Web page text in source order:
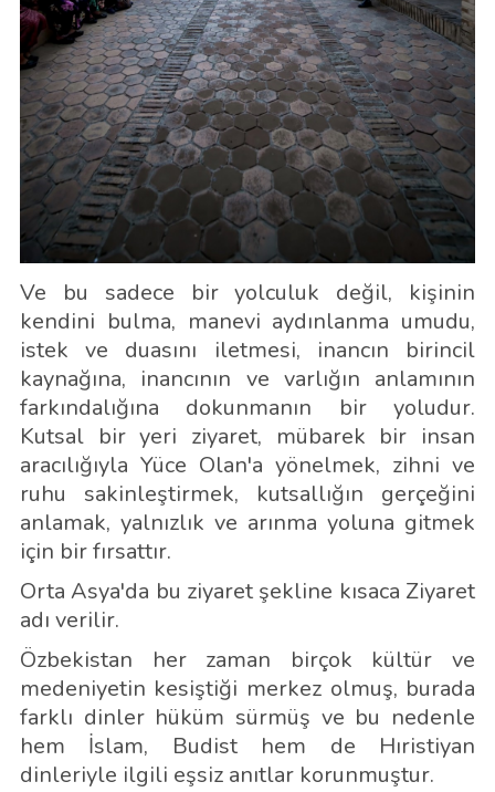
Ve bu sadece bir yolculuk değil, kişinin
kendini bulma, manevi aydınlanma umudu,
istek ve duasını iletmesi, inancın birincil
kaynağına, inancının ve varlığın anlamının
farkındalığına dokunmanın bir yoludur.
Kutsal bir yeri ziyaret, mübarek bir insan
aracılığıyla Yüce Olan'a yönelmek, zihni ve
ruhu sakinleştirmek, kutsallığın gerçeğini
anlamak, yalnızlık ve arınma yoluna gitmek
için bir fırsattır.
Orta Asya'da bu ziyaret şekline kısaca Ziyaret
adı verilir.
Özbekistan her zaman birçok kültür ve
medeniyetin kesiştiği merkez olmuş, burada
farklı dinler hüküm sürmüş ve bu nedenle
hem İslam, Budist hem de Hıristiyan
dinleriyle ilgili eşsiz anıtlar korunmuştur.